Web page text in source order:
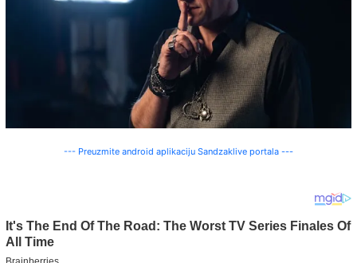
--- Preuzmite android aplikaciju Sandzaklive portala ---